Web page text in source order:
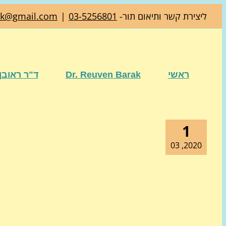
ליצירת קשר ותיאום תור- 03-5256801
|
ראשי Dr. Reuven Barak ד"ר
1
2020, 03